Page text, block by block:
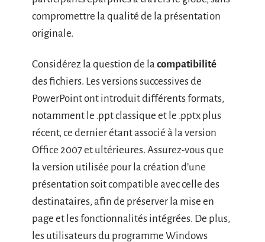
compromettre la qualité de la présentation
originale.
Considérez la question de la compatibilité
des fichiers. Les versions successives de
PowerPoint ont introduit différents formats,
notamment le .ppt classique et le .pptx plus
récent, ce dernier étant associé à la version
Office 2007 et ultérieures. Assurez-vous que
la version utilisée pour la création d’une
présentation soit compatible avec celle des
destinataires, afin de préserver la mise en
page et les fonctionnalités intégrées. De plus,
les utilisateurs du programme Windows